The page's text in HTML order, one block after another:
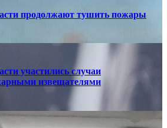
продолжают тушить пожары
участились случаи
извещателями